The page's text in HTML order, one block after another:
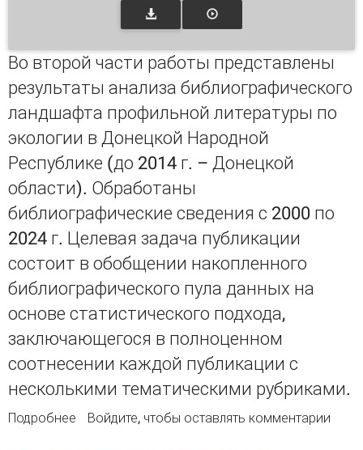
Во второй части работы представлены
результаты анализа библиографического
ландшафта профильной литературы по
экологии в Донецкой Народной
Республике (до 2014 г. – Донецкой
области). Обработаны
библиографические сведения с 2000 по
2024 г. Целевая задача публикации
состоит в обобщении накопленного
библиографического пула данных на
основе статистического подхода,
заключающегося в полноценном
соотнесении каждой публикации с
несколькими тематическими рубриками.
Подробнее о Экологический профиль
Войдите, чтобы оставлять комментарии